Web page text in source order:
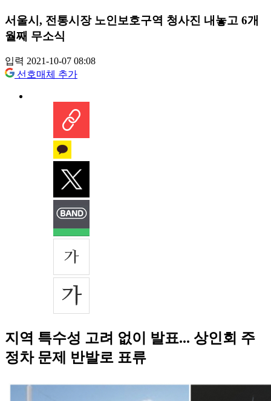
서울시, 전통시장 노인보호구역 청사진 내놓고 6개
월째 무소식
입력 2021-10-07 08:08
선호매체 추가
지역 특수성 고려 없이 발표... 상인회 주
정차 문제 반발로 표류